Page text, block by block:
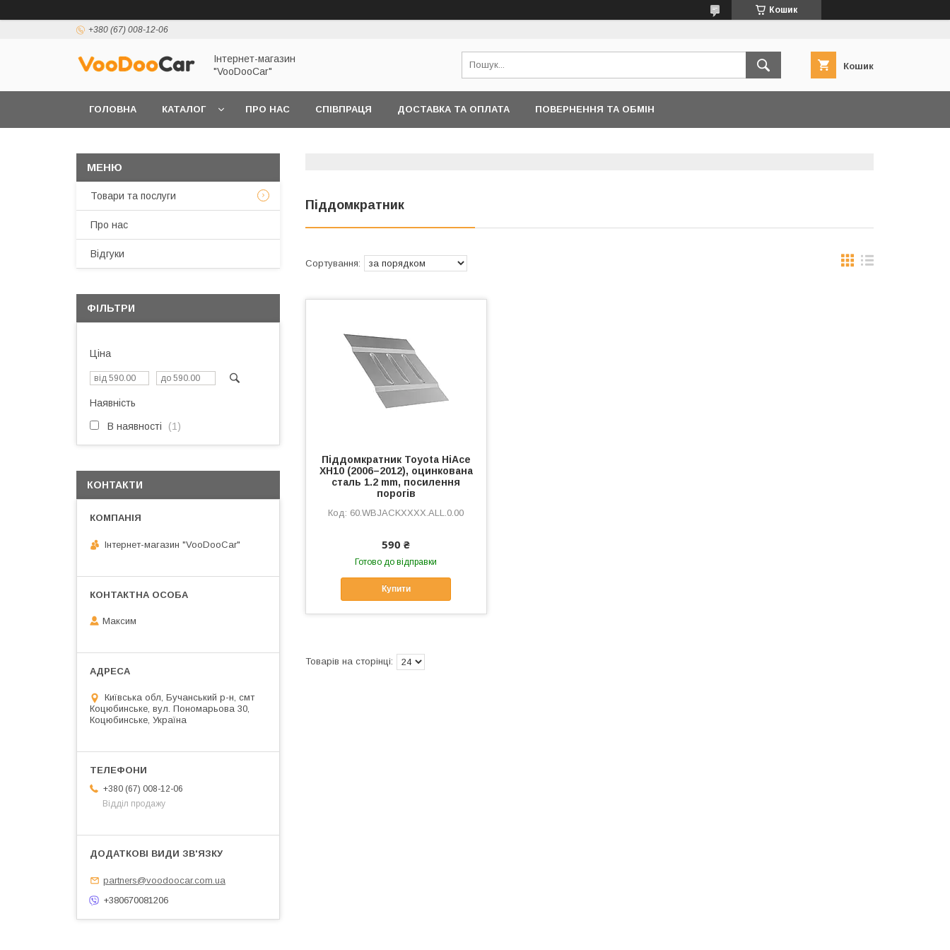
Кошик
+380 (67) 008-12-06
Інтернет-магазин
"VooDooCar"
Кошик
ГОЛОВНА КАТАЛОГ ПРО НАС СПІВПРАЦЯ ДОСТАВКА ТА ОПЛАТА ПОВЕРНЕННЯ ТА ОБМІН
Піддомкратник
Піддомкратник Toyota HiAce
XH10 (2006–2012), оцинкована
сталь 1.2 mm, посилення
порогів
60.WBJACKXXXX.ALL.0.00
590 ₴
Готово до відправки
Купити
Товари та послуги
Про нас
Відгуки
ФІЛЬТРИ
Ціна
Наявність
В наявності 1
КОНТАКТИ
Інтернет-магазин "VooDooCar"
Максим
Київська обл, Бучанський р-н, смт
Коцюбинське, вул. Пономарьова 30,
Коцюбинське, Україна
+380 (67) 008-12-06
Відділ продажу
partners@voodoocar.com.ua
+380670081206